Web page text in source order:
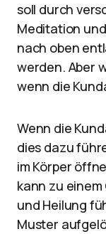
soll durch
Meditation
nach oben
werden. Aber
wenn die
Wenn die
dies dazu
im Körper
kann zu
und Heilung
Muster